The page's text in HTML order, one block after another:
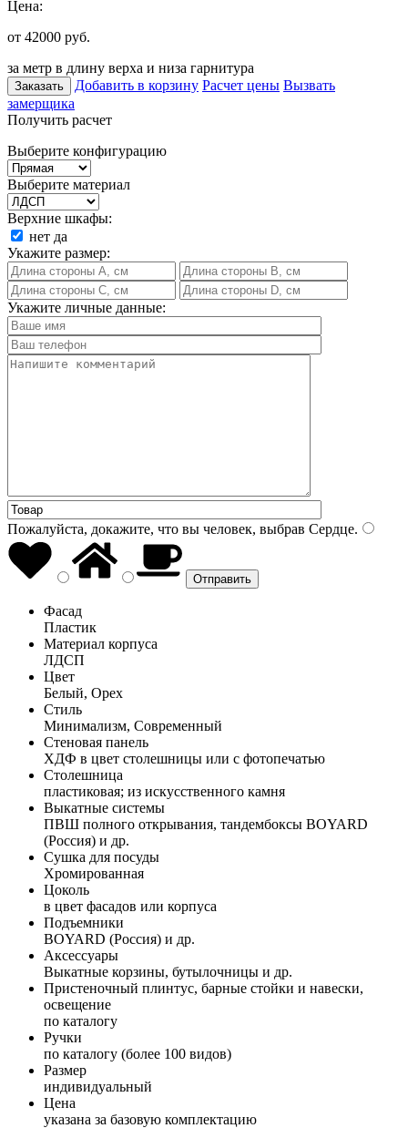
Цена:
от 42000 руб.
за метр в длину верха и низа гарнитура
Заказать Добавить в корзину Расчет цены Вызвать
замерщика
Получить расчет
Выберите конфигурацию
Выберите материал
Верхние шкафы:
нет да
Укажите размер:
Укажите личные данные:
Пожалуйста, докажите, что вы человек, выбрав Сердце.
Фасад
Пластик
Материал корпуса
ЛДСП
Цвет
Белый, Орех
Стиль
Минимализм, Современный
Стеновая панель
ХДФ в цвет столешницы или с фотопечатью
Столешница
пластиковая; из искусственного камня
Выкатные системы
ПВШ полного открывания, тандембоксы BOYARD
(Россия) и др.
Сушка для посуды
Хромированная
Цоколь
в цвет фасадов или корпуса
Подъемники
BOYARD (Россия) и др.
Аксессуары
Выкатные корзины, бутылочницы и др.
Пристеночный плинтус, барные стойки и навески,
освещение
по каталогу
Ручки
по каталогу (более 100 видов)
Размер
индивидуальный
Цена
указана за базовую комплектацию